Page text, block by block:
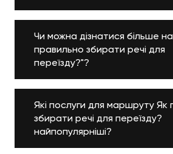
Чи можна дізнатися більше
правильно збирати речі для
переїзду?"?
Які послуги для маршруту Як
збирати речі для переїзду?
найпопулярніші?